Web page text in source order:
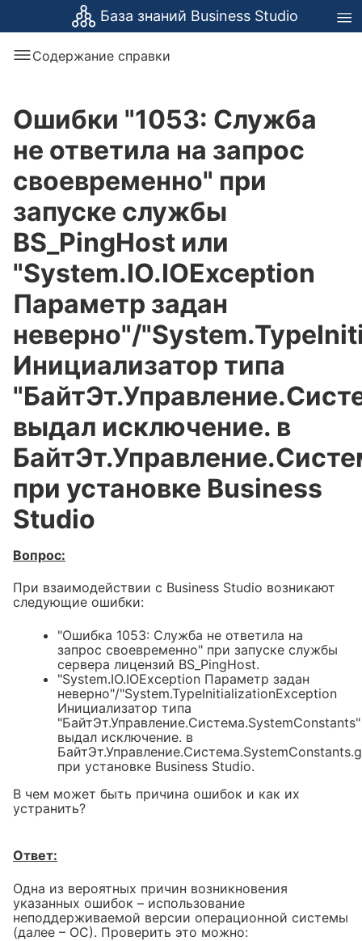
своевременно" при запуске
Инициализатор типа
выдал исключение. в
База знаний Business Studio
Содержание справки
Ошибки "1053: Служба
не ответила на запрос
своевременно" при
запуске службы
BS_PingHost или
"System.IO.IOException
Параметр задан
неверно"/
Инициализатор типа
выдал исключение. в
при установке Business
Studio
Вопрос:
При взаимодействии с Business Studio возникают
следующие ошибки:
"Ошибка 1053: Служба не ответила на
запрос своевременно" при запуске службы
сервера лицензий BS_PingHost.
"System.IO.IOException Параметр задан
неверно"/"System.TypeInitializationException
Инициализатор типа
"БайтЭт.Управление.Система.SystemConstants"
выдал исключение. в
при установке Business Studio.
В чем может быть причина ошибок и как их
устранить?
Ответ:
Одна из вероятных причин возникновения
указанных ошибок – использование
неподдерживаемой версии операционной системы
(далее – ОС). Проверить это можно: